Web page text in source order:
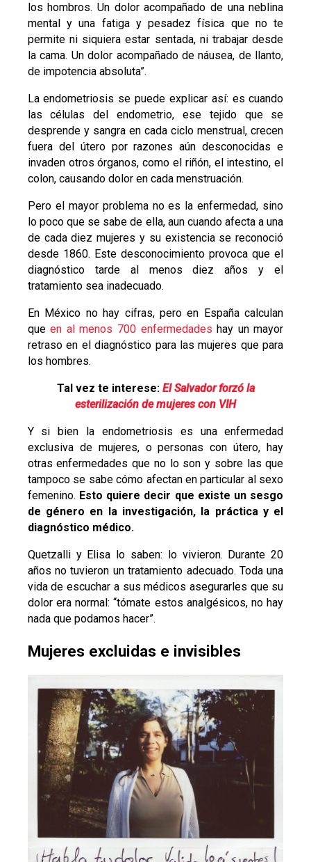
los hombros. Un dolor acompañado de una neblina
mental y una fatiga y pesadez física que no te
permite ni siquiera estar sentada, ni trabajar desde
la cama. Un dolor acompañado de náusea, de llanto,
de impotencia absoluta”.
La endometriosis se puede explicar así: es cuando
las células del endometrio, ese tejido que se
desprende y sangra en cada ciclo menstrual, crecen
fuera del útero por razones aún desconocidas e
invaden otros órganos, como el riñón, el intestino, el
colon, causando dolor en cada menstruación.
Pero el mayor problema no es la enfermedad, sino
lo poco que se sabe de ella, aun cuando afecta a una
de cada diez mujeres y su existencia se reconoció
desde 1860. Este desconocimiento provoca que el
diagnóstico tarde al menos diez años y el
tratamiento sea inadecuado.
En México no hay cifras, pero en España calculan
queen al menos 700 enfermedades hay un mayor
retraso en el diagnóstico para las mujeres que para
los hombres.
Tal vez te interese: El Salvador forzó la
esterilización de mujeres con VIH
Y si bien la endometriosis es una enfermedad
exclusiva de mujeres, o personas con útero, hay
otras enfermedades que no lo son y sobre las que
tampoco se sabe cómo afectan en particular al sexo
femenino. Esto quiere decir que existe un sesgo
de género en la investigación, la práctica y el
diagnóstico médico.
Quetzalli y Elisa lo saben: lo vivieron. Durante 20
años no tuvieron un tratamiento adecuado. Toda una
vida de escuchar a sus médicos asegurarles que su
dolor era normal: “tómate estos analgésicos, no hay
nada que podamos hacer”.
Mujeres excluidas e invisibles